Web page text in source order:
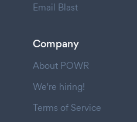
Email Blast
Company
About POWR
We're hiring!
Terms of Service